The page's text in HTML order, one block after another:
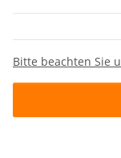
Bitte beachten Sie